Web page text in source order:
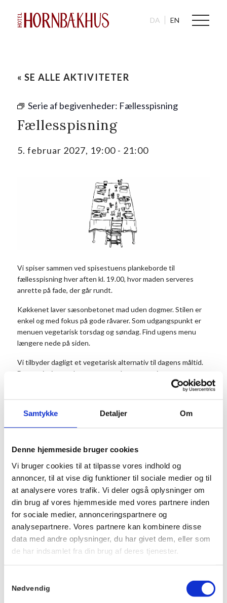
Samtykke Detaljer Om
Denne hjemmeside bruger cookies
Vi bruger cookies til at tilpasse vores indhold og
annoncer, til at vise dig funktioner til sociale medier og til
at analysere vores trafik. Vi deler også oplysninger om
din brug af vores hjemmeside med vores partnere inden
for sociale medier, annonceringspartnere og
analysepartnere. Vores partnere kan kombinere disse
data med andre oplysninger, du har givet dem, eller som
de har indsamlet fra din brug af deres tjenester.
Nødvendig
DA EN
« SE ALLE AKTIVITETER
Serie af begivenheder: Fællesspisning
Fællesspisning
5. februar 2027, 19:00- 21:00
Vi spiser sammen ved spisestuens plankeborde til
fællesspisning hver aften kl. 19.00, hvor maden serveres
anrette på fade, der går rundt.
Køkkenet laver sæsonbetonet mad uden dogmer. Stilen er
enkel og med fokus på gode råvarer. Som udgangspunkt er
menuen vegetarisk torsdag og søndag. Find ugens menu
længere nede på siden.
Vi tilbyder dagligt et vegetarisk alternativ til dagens måltid.
Det er vigtigt, at du noterer antal vegetarer i
dessert. Dessert og kaffe kan købes efter maden. Børn til og
med 3 år betaler ikke.
Husk at reservere dine pladser på forhånd.
Ankom gerne ca. 20 minutter før, så du kan få noget at drikke
og finde en plads ved langbordet, inden maden serveres.
Vi kan ikke tilpasse maden eller garantere veganske, mælkefri
eller glutenfri muligheder.
Der tages forbehold for ændringer i menuen.
Du kan se menuenHER.
Info
Dato: